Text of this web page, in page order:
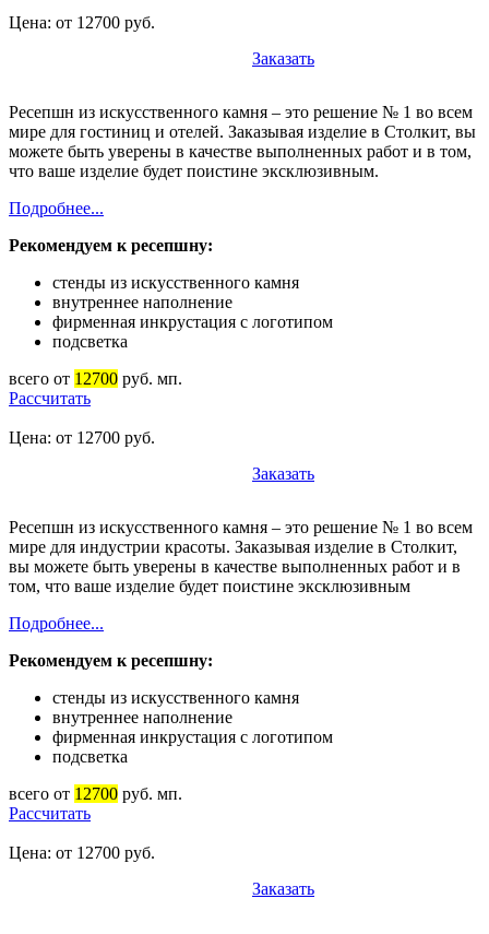
Цена: от 12700 руб.
Заказать
Ресепшн из искусственного камня – это решение № 1 во всем
мире для гостиниц и отелей. Заказывая изделие в Столкит, вы
можете быть уверены в качестве выполненных работ и в том,
что ваше изделие будет поистине эксклюзивным.
Подробнее...
Рекомендуем к ресепшну:
стенды из искусственного камня
внутреннее наполнение
фирменная инкрустация с логотипом
подсветка
всего от 12700 руб. мп.
Рассчитать
Цена: от 12700 руб.
Заказать
Ресепшн из искусственного камня – это решение № 1 во всем
мире для индустрии красоты. Заказывая изделие в Столкит,
вы можете быть уверены в качестве выполненных работ и в
том, что ваше изделие будет поистине эксклюзивным
Подробнее...
Рекомендуем к ресепшну:
стенды из искусственного камня
внутреннее наполнение
фирменная инкрустация с логотипом
подсветка
всего от 12700 руб. мп.
Рассчитать
Цена: от 12700 руб.
Заказать